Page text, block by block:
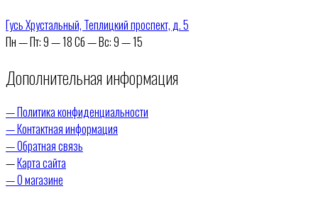
Гусь Хрустальный, Теплицкий проспект, д. 5
Пн — Пт: 9 — 18 Сб — Вс: 9 — 15
Дополнительная информация
— Политика конфиденциальности
— Контактная информация
— Обратная связь
—Карта сайта
— О магазине